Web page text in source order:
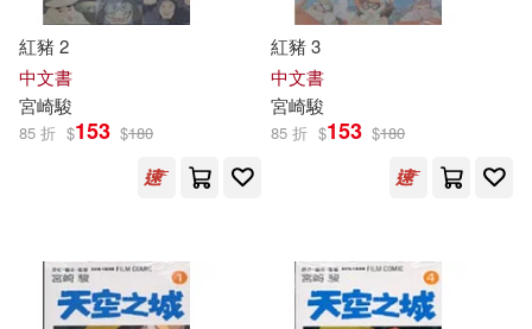
紅豬 2
中文書
宮崎駿
85 折 $153 $180
紅豬 3
中文書
宮崎駿
85 折 $153 $180